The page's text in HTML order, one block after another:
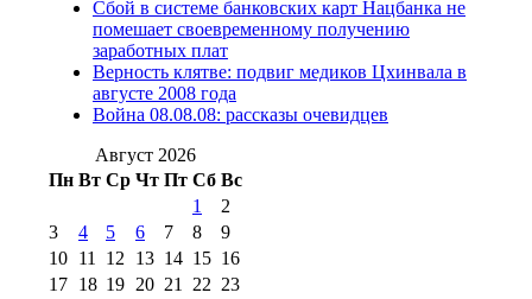
августа 2016 г(10)№98 5 июля 2014 г(10)
№98 8 августа 2013 г
августа 2012 г(14)
2017 г(9)
№99 4 августа
2016 г(12) №99 8 июля 2014 г
августа 2012 г(11)
августа 2013 г
(12)
Сбой в системе банковских карт Нацбанка не
помешает своевременному получению
заработных плат
Верность клятве: подвиг медиков Цхинвала в
августе 2008 года
Война 08.08.08: рассказы очевидцев
Август 2026
Пн Вт Ср Чт Пт Сб Вс
1
2
3
4 5 6 7 8
9
10 11 12 13 14 15 16
17 18 19 20 21 22 23